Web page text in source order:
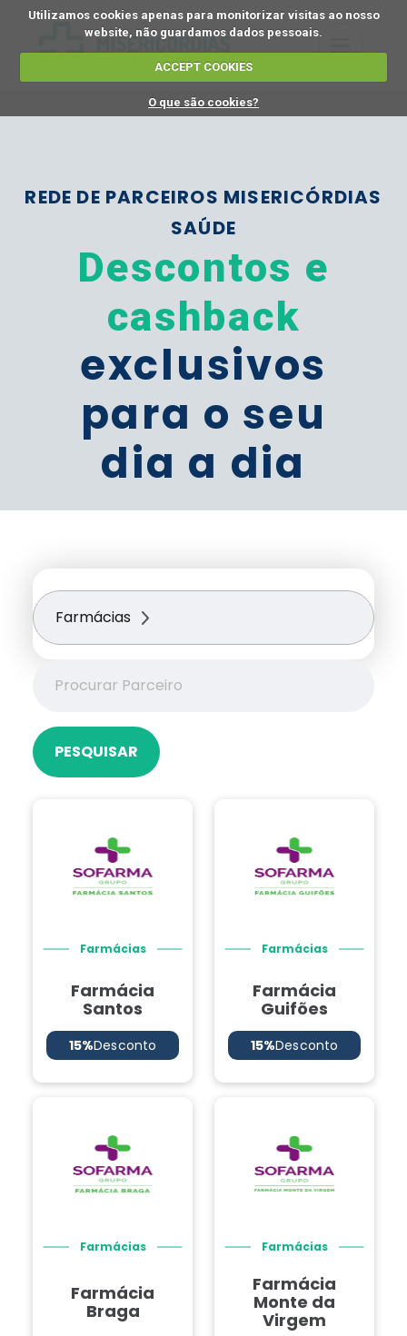
Utilizamos cookies apenas para monitorizar visitas ao nosso
website, não guardamos dados pessoais.
ACCEPT COOKIES
O que são cookies?
REDE DE PARCEIROS MISERICÓRDIAS
SAÚDE
Descontos e
cashback
exclusivos
para o seu
dia a dia
Farmácias
PESQUISAR
Farmácias
Farmácia
Santos
15%Desconto
Farmácias
Farmácia
Guifões
15%Desconto
Farmácias
Farmácia
Braga
Farmácias
Farmácia
Monte da
Virgem